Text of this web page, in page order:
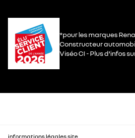
*pour les marques
Constructeur
Viséo CI - Plus d’infos
informations légales site